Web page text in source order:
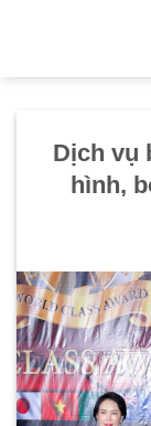
Dịch vụ
hình,